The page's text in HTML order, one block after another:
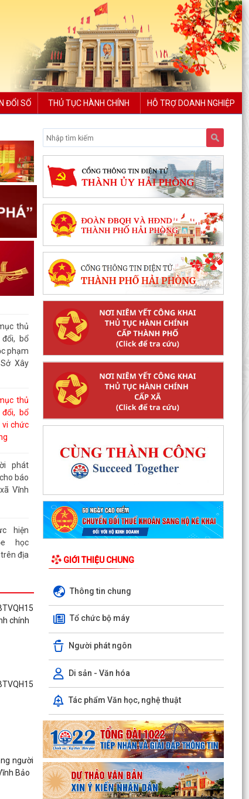
ĐỔI SỐ THỦ TỤC HÀNH CHÍNH HỖ TRỢ DOANH NGHIỆP
thủ
bổ
phạm
Xây
thủ
bổ
vi chức
phát
báo
Vĩnh
hiện
học
địa
cho 07
sắc
phát
sinh
Bản
đi làm
trình
chính
người
Bảo
GIỚI THIỆU CHUNG
Thông tin chung
Tổ chức bộ máy
Người phát ngôn
Di sản - Văn hóa
Tác phẩm Văn học, nghệ thuật